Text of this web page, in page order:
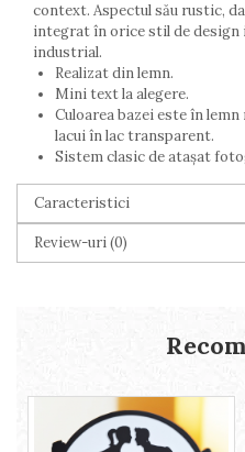
context. Aspectul său rustic,
integrat în orice stil de design
industrial.
Realizat din lemn.
Mini text la alegere.
Culoarea bazei este în
lacui în lac transparent.
Sistem clasic de atașat
Caracteristici
Review-uri(0)